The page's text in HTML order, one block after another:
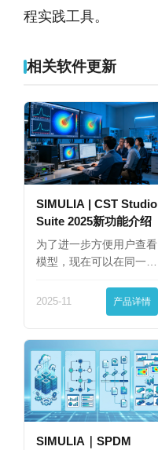
程实践工具。
相关软件更新
SIMULIA | CST Studio
Suite 2025新功能介绍
为了进一步方便用户查看
模型，现在可以在同一
2025-11 产品详情
SIMULIA｜SPDM